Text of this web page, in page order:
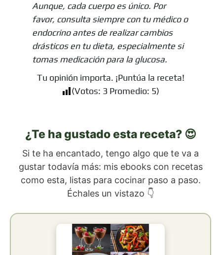
Aunque, cada cuerpo es único. Por
favor, consulta siempre con tu médico o
endocrino antes de realizar cambios
drásticos en tu dieta, especialmente si
tomas medicación para la glucosa.
Tu opinión importa. ¡Puntúa la receta!
(Votos: 3 Promedio: 5)
¿Te ha gustado esta receta? 😍
Si te ha encantado, tengo algo que te va a
gustar todavía más: mis ebooks con recetas
como esta, listas para cocinar paso a paso.
Échales un vistazo 👇